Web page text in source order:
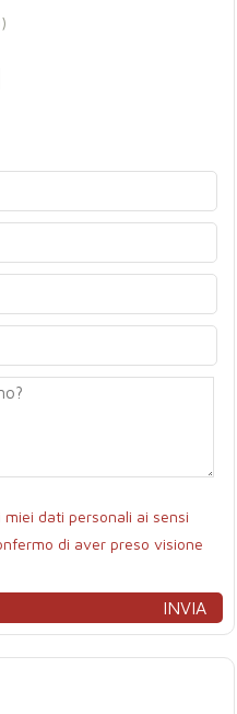
dati personali ai sensi
di aver preso visione